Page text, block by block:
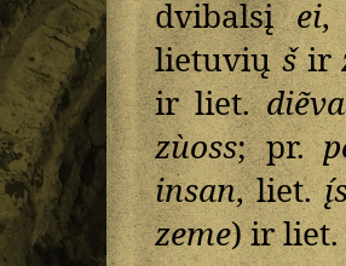
dvibalsįei,
lietuviųšir
ir liet.
zùoss; pr.
insan, liet.
zeme) ir liet.